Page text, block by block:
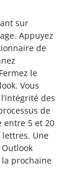
sur
Appuyez
de
le
Vous
des
de
entre 5 et 20
Une
la prochaine